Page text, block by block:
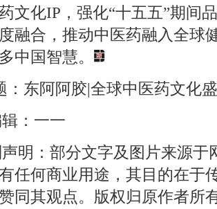
文化IP，强化“十五五”期间
融合，推动中医药融入全球
中国智慧。
：东阿阿胶|全球中医药文化
：一一
声明：部分文字及图片来源
任何商业用途，其目的在于
同其观点。版权归原作者所